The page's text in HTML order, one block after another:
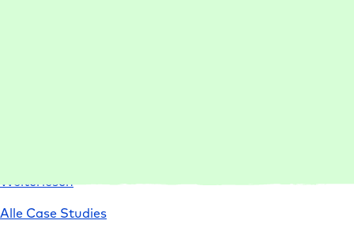
Weiterlesen:
Study
Alle Case Studies